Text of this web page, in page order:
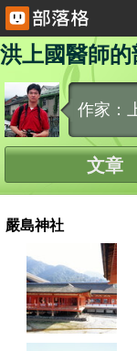
洪上國醫師
作家：
文章
嚴島神社